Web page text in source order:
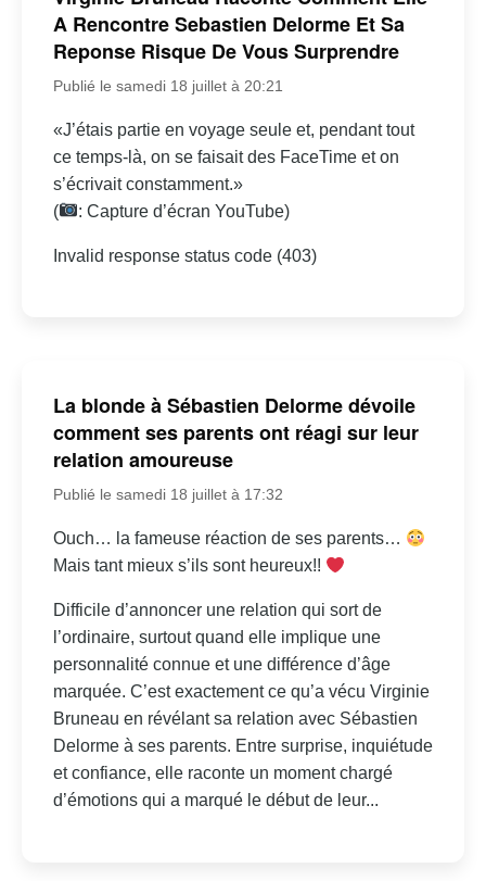
A Rencontre Sebastien Delorme Et Sa
Reponse Risque De Vous Surprendre
Publié le samedi 18 juillet à 20:21
«J’étais partie en voyage seule et, pendant tout
ce temps-là, on se faisait des FaceTime et on
s’écrivait constamment.»
(
: Capture d’écran YouTube)
Invalid response status code (403)
La blonde à Sébastien Delorme dévoile
comment ses parents ont réagi sur leur
relation amoureuse
Publié le samedi 18 juillet à 17:32
Ouch… la fameuse réaction de ses parents…
Mais tant mieux s’ils sont heureux!!
Difficile d’annoncer une relation qui sort de
l’ordinaire, surtout quand elle implique une
personnalité connue et une différence d’âge
marquée. C’est exactement ce qu’a vécu Virginie
Bruneau en révélant sa relation avec Sébastien
Delorme à ses parents. Entre surprise, inquiétude
et confiance, elle raconte un moment chargé
d’émotions qui a marqué le début de leur...